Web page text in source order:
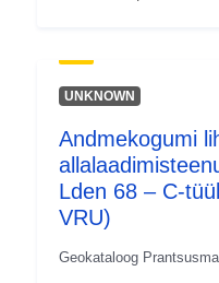
68 dB(A) kõrgem“ viitab
tervishoiuhoonetele, kus
2011. aastal, et
mõeldud dünaamilised
UNKNOWN
Andmekogumi
Lden 68 – C-
VRU)
Geokataloog